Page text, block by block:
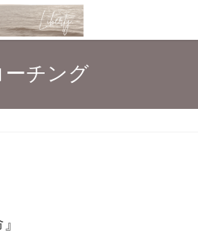
ーチング